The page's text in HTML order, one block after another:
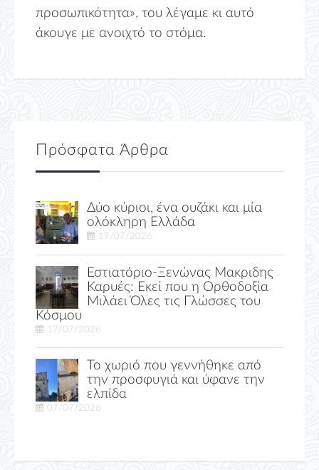
προσωπικότητα», του λέγαμε κι αυτό
άκουγε με ανοιχτό το στόμα.
Πρόσφατα Άρθρα
Δύο κύριοι, ένα ουζάκι και μία
ολόκληρη Ελλάδα
19/07/2026
Εστιατόριο-Ξενώνας Μακριδης
Καρυές: Εκεί που η Ορθοδοξία
Μιλάει Όλες τις Γλώσσες του
Κόσμου
17/07/2026
Το χωριό που γεννήθηκε από
την προσφυγιά και ύφανε την
ελπίδα
07/07/2026